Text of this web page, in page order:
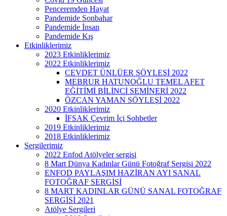
Penceremden Hayat
Pandemide Sonbahar
Pandemide İnsan
Pandemide Kış
Etkinliklerimiz
2023 Etkinliklerimiz
2022 Etkinliklerimiz
CEVDET ÜNLÜER SÖYLEŞİ 2022
MEBRUR HATUNOĞLU TEMEL AFET
EĞİTİMİ BİLİNCİ SEMİNERİ 2022
ÖZCAN YAMAN SÖYLEŞİ 2022
2020 Etkinliklerimiz
İFSAK Çevrim İçi Sohbetler
2019 Etkinliklerimiz
2018 Etkinliklerimiz
Sergilerimiz
2022 Enfod Atölyeler sergisi
8 Mart Dünya Kadınlar Günü Fotoğraf Sergisi 2022
ENFOD PAYLAŞIM HAZİRAN AYI SANAL
FOTOĞRAF SERGİSİ
8 MART KADINLAR GÜNÜ SANAL FOTOĞRAF
SERGİSİ 2021
Atölye Sergileri